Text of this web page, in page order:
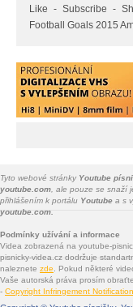
Like - Subscribe -
Football Goals 2015
Tyto webové stránky Youtube
youtube.com , ale pouze se snaží
přihlášením k portálu Youtube a s
youtube.com.
Podmínky užívání a informace
Videa zobrazená na youtube-
pisnicky-videa.cz dodržuje
naleznete zde . Pokud některé
Vaše autorská práva prosím
- Copyright Infringement Notification